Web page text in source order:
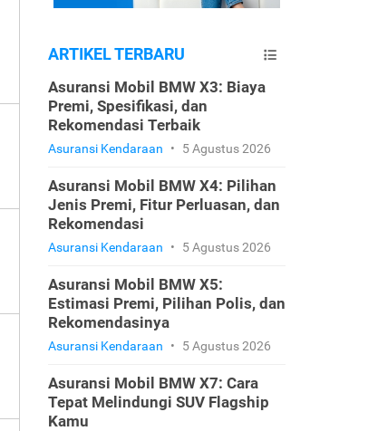
ARTIKEL TERBARU
Asuransi Mobil BMW X3: Biaya
Premi, Spesifikasi, dan
Rekomendasi Terbaik
Asuransi Kendaraan • 5 Agustus 2026
Asuransi Mobil BMW X4: Pilihan
Jenis Premi, Fitur Perluasan, dan
Rekomendasi
Asuransi Kendaraan • 5 Agustus 2026
Asuransi Mobil BMW X5:
Estimasi Premi, Pilihan Polis, dan
Rekomendasinya
Asuransi Kendaraan • 5 Agustus 2026
Asuransi Mobil BMW X7: Cara
Tepat Melindungi SUV Flagship
Kamu